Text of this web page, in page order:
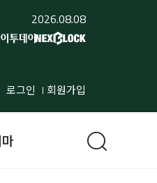
2026.08.08
로그인 회원가입